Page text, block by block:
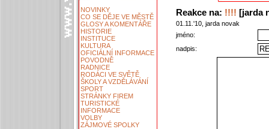
NOVINKY
CO SE DĚJE VE MĚSTĚ
GLOSY A KOMENTÁŘE
HISTORIE
INSTITUCE
KULTURA
OFICIÁLNÍ INFORMACE
POVODNĚ
RADNICE
RODÁCI VE SVĚTĚ
ŠKOLY A VZDĚLÁVÁNÍ
SPORT
STRÁNKY FIREM
TURISTICKÉ
INFORMACE
VOLBY
ZÁJMOVÉ SPOLKY
Reakce na: !!!! [jarda
01.11.'10, jarda novak
jméno:
nadpis: